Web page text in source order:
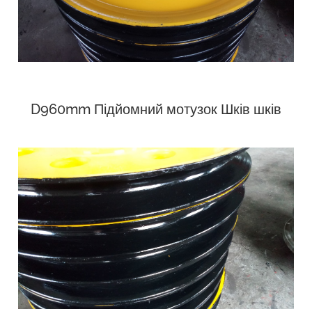
D960mm Підйомний мотузок Шків шків